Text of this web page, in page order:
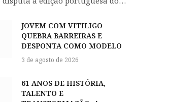
JOVEM COM VITILIGO
QUEBRA BARREIRAS E
DESPONTA COMO MODELO
3 de agosto de 2026
61 ANOS DE HISTÓRIA,
TALENTO E